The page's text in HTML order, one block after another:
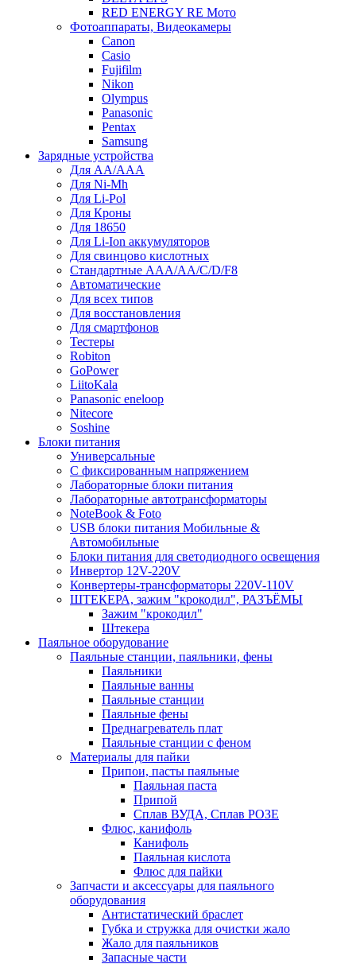
RED ENERGY RE Мото
Фотоаппараты, Видеокамеры
Canon
Casio
Fujifilm
Nikon
Olympus
Panasonic
Pentax
Samsung
Зарядные устройства
Для AA/AAA
Для Ni-Mh
Для Li-Pol
Для Кроны
Для 18650
Для Li-Ion аккумуляторов
Для свинцово кислотных
Стандартные ААА/АА/С/D/F8
Автоматические
Для всех типов
Для восстановления
Для смартфонов
Тестеры
Robiton
GoPower
LiitoKala
Panasonic eneloop
Nitecore
Soshine
Блоки питания
Универсальные
C фиксированным напряжением
Лабораторные блоки питания
Лабораторные автотрансформаторы
NoteBook & Foto
USB блоки питания Мобильные &
Автомобильные
Блоки питания для светодиодного освещения
Инвертор 12V-220V
Конвертеры-трансформаторы 220V-110V
ШТЕКЕРА, зажим "крокодил", РАЗЪЁМЫ
Зажим "крокодил"
Штекера
Паяльное оборудование
Паяльные станции, паяльники, фены
Паяльники
Паяльные ванны
Паяльные станции
Паяльные фены
Преднагреватель плат
Паяльные станции с феном
Материалы для пайки
Припои, пасты паяльные
Паяльная паста
Припой
Сплав ВУДА, Сплав РОЗЕ
Флюс, канифоль
Канифоль
Паяльная кислота
Флюс для пайки
Запчасти и аксессуары для паяльного
оборудования
Антистатический браслет
Губка и стружка для очистки жало
Жало для паяльников
Запасные части